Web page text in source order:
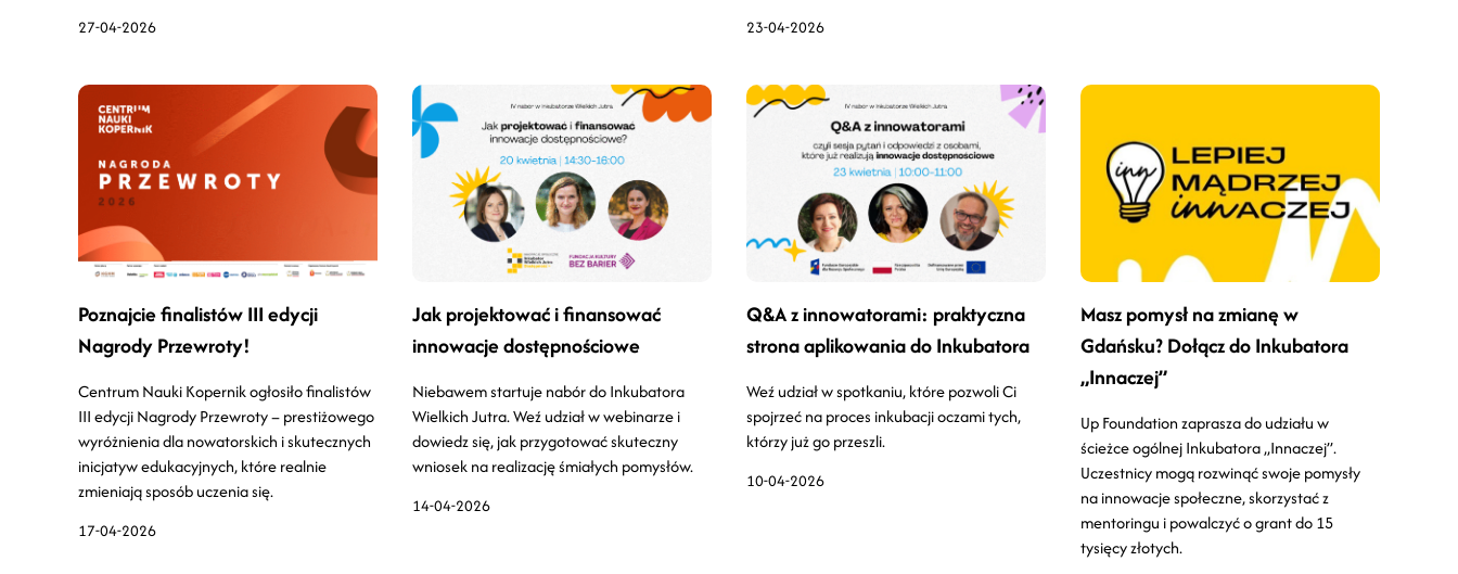
27-04-2026 23-04-2026
17-04-2026
Poznajcie finalistów III edycji
Nagrody Przewroty!
Centrum Nauki Kopernik ogłosiło finalistów
III edycji Nagrody Przewroty – prestiżowego
wyróżnienia dla nowatorskich i skutecznych
inicjatyw edukacyjnych, które realnie
zmieniają sposób uczenia się.
14-04-2026
Jak projektować i finansować
innowacje dostępnościowe
Niebawem startuje nabór do Inkubatora
Wielkich Jutra. Weź udział w webinarze i
dowiedz się, jak przygotować skuteczny
wniosek na realizację śmiałych pomysłów.
10-04-2026
Q&A z innowatorami: praktyczna
strona aplikowania do Inkubatora
Weź udział w spotkaniu, które pozwoli Ci
spojrzeć na proces inkubacji oczami tych,
którzy już go przeszli.
Masz pomysł na zmianę w
Gdańsku? Dołącz do Inkubatora
„Innaczej”
Up Foundation zaprasza do udziału w
ścieżce ogólnej Inkubatora „Innaczej”.
Uczestnicy mogą rozwinąć swoje pomysły
na innowacje społeczne, skorzystać z
mentoringu i powalczyć o grant do 15
tysięcy złotych.